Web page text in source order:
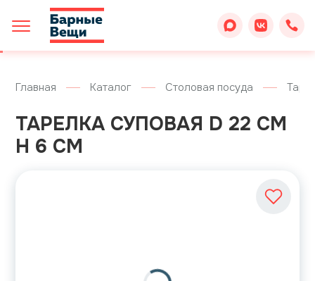
Главная Каталог Столовая посуда
ТАРЕЛКА СУПОВАЯ D 22 СМ
H 6 СМ